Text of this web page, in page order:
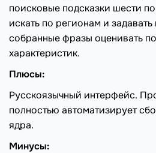
поисковые подсказки шести
искать по регионам и
собранные фразы оценивать
характеристик.
Плюсы:
Русскоязычный интерфейс.
полностью автоматизирует
ядра.
Минусы: